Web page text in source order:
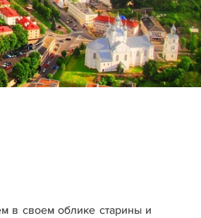
в своем облике старины и